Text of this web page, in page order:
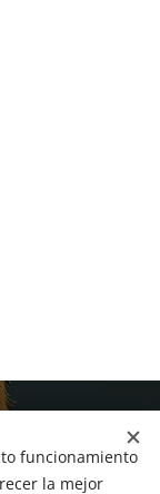
funcionamiento
la mejor